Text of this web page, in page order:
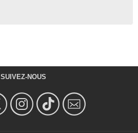
SUIVEZ-NOUS